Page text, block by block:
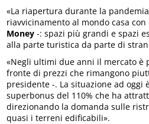
«La riapertura durante la
riavvicinamento al mondo casa con
Money -: spazi più grandi e spazi
alla parte turistica da parte di
«Negli ultimi due anni il mercato è
fronte di prezzi che rimangono
presidente -. La situazione ad oggi
superbonus del 110% che ha
direzionando la domanda sulle
quasi i terreni edificabili».